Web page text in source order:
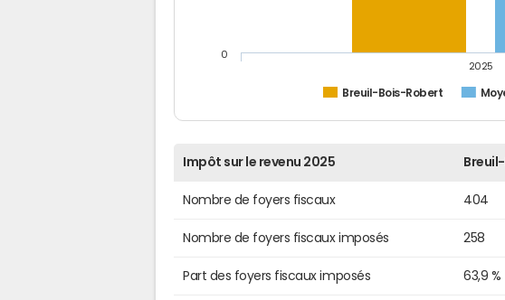
Breuil-Bois-Robert
2025
0
Impôt sur le revenu 2025
Nombre de foyers fiscaux 404
Nombre de foyers fiscaux imposés 258
Part des foyers fiscaux imposés 63,9 %